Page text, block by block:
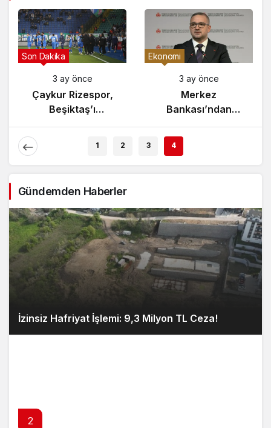
Gündem
3 ay önce
Yunanistan’da
Zeybek Tartışması
Alevlendi!
Son Dakika
3 ay önce
Çaykur Rizespor,
Beşiktaş’ı
Ağırlıyor!
1 2 3 4
Gündemden Haberler
İzinsiz Hafriyat İşlemi: 9,3 Milyon TL Ceza!
2